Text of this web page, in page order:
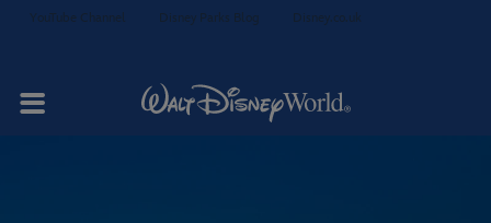
YouTube Channel Disney Parks Blog Disney.co.uk